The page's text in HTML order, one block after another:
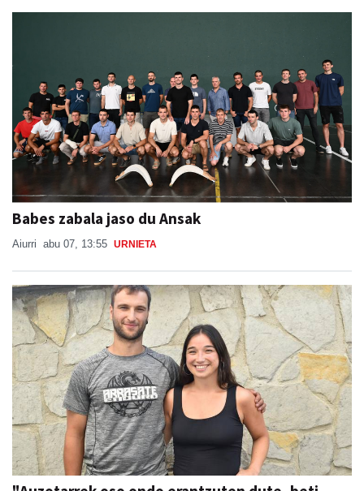
Babes zabala jaso du Ansak
Aiurri abu 07, 13:55 URNIETA